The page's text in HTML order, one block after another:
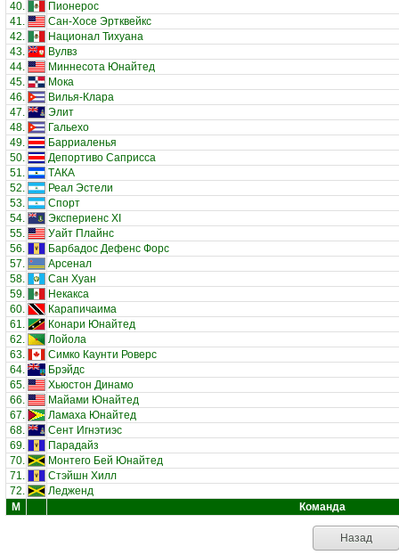
40.
Пионерос
41.
Сан-Хосе Эртквейкс
42.
Национал Тихуана
43.
Вулвз
44.
Миннесота Юнайтед
45.
Мока
46.
Вилья-Клара
47.
Элит
48.
Гальехо
49.
Барриаленья
50.
Депортиво Саприсса
51.
ТАКА
52.
Реал Эстели
53.
Спорт
54.
Экспериенс XI
55.
Уайт Плайнс
56.
Барбадос Дефенс Форс
57.
Арсенал
58.
Сан Хуан
59.
Некакса
60.
Карапичаима
61.
Конари Юнайтед
62.
Лойола
63.
Симко Каунти Роверс
64.
Брэйдс
65.
Хьюстон Динамо
66.
Майами Юнайтед
67.
Ламаха Юнайтед
68.
Сент Игнэтиэс
69.
Парадайз
70.
Монтего Бей Юнайтед
71.
Стэйшн Хилл
72.
Ледженд
М
Команда
Назад